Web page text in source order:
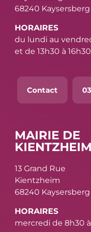
68240
HORAIRES
du lundi au
et de 13h30 à 16h30
Contact
MAIRIE DE
KIENTZHEIM
13 Grand Rue
Kientzheim
68240
HORAIRES
mercredi de 8h30 à